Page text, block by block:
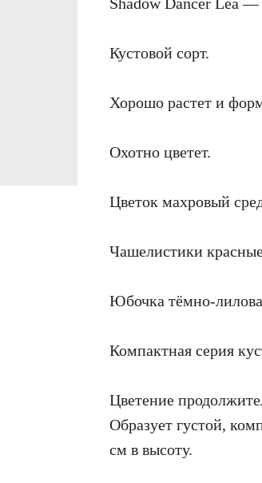
Кустовой сорт.
Хорошо растет и
Охотно цветет.
Цветок махровый
Чашелистики
Юбочка тёмно-
Компактная серия
Цветение
Образует густой,
см в высоту.